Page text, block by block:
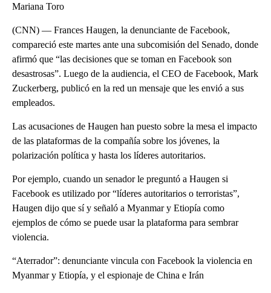
Mariana Toro
(CNN) — Frances Haugen, la denunciante de Facebook,
compareció este martes ante una subcomisión del Senado, donde
afirmó que “las decisiones que se toman en Facebook son
desastrosas”. Luego de la audiencia, el CEO de Facebook, Mark
Zuckerberg, publicó en la red un mensaje que les envió a sus
empleados.
Las acusaciones de Haugen han puesto sobre la mesa el impacto
de las plataformas de la compañía sobre los jóvenes, la
polarización política y hasta los líderes autoritarios.
Por ejemplo, cuando un senador le preguntó a Haugen si
Facebook es utilizado por “líderes autoritarios o terroristas”,
Haugen dijo que sí y señaló a Myanmar y Etiopía como
ejemplos de cómo se puede usar la plataforma para sembrar
violencia.
“Aterrador”: denunciante vincula con Facebook la violencia en
Myanmar y Etiopía, y el espionaje de China e Irán